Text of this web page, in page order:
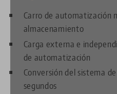
Carro de automatización
almacenamiento
Carga externa e
de automatización
Conversión del sistema
segundos